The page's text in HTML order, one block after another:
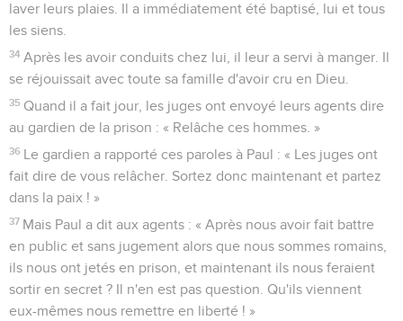
laver leurs plaies. Il a immédiatement été baptisé, lui et tous
les siens.
34 Après les avoir conduits chez lui, il leur a servi à manger. Il
se réjouissait avec toute sa famille d'avoir cru en Dieu.
35 Quand il a fait jour, les juges ont envoyé leurs agents dire
au gardien de la prison : « Relâche ces hommes. »
36 Le gardien a rapporté ces paroles à Paul : « Les juges ont
fait dire de vous relâcher. Sortez donc maintenant et partez
dans la paix ! »
37 Mais Paul a dit aux agents : « Après nous avoir fait battre
en public et sans jugement alors que nous sommes romains,
ils nous ont jetés en prison, et maintenant ils nous feraient
sortir en secret ? Il n'en est pas question. Qu'ils viennent
eux-mêmes nous remettre en liberté ! »